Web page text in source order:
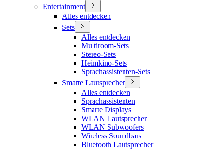
Entertainment
Alles entdecken
Sets
Alles entdecken
Multiroom-Sets
Stereo-Sets
Heimkino-Sets
Sprachassistenten-Sets
Smarte Lautsprecher
Alles entdecken
Sprachassistenten
Smarte Displays
WLAN Lautsprecher
WLAN Subwoofers
Wireless Soundbars
Bluetooth Lautsprecher